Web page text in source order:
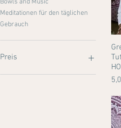
Bowls and Music
Meditationen für den täglichen
Gebrauch
Preis